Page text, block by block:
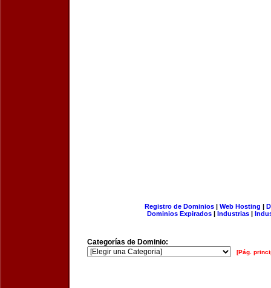
Registro de Dominios| Web Hosting |
Dominios Expirados | Industrias |
Categorías de Dominio:
[Pág.